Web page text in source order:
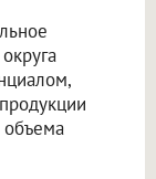
объема